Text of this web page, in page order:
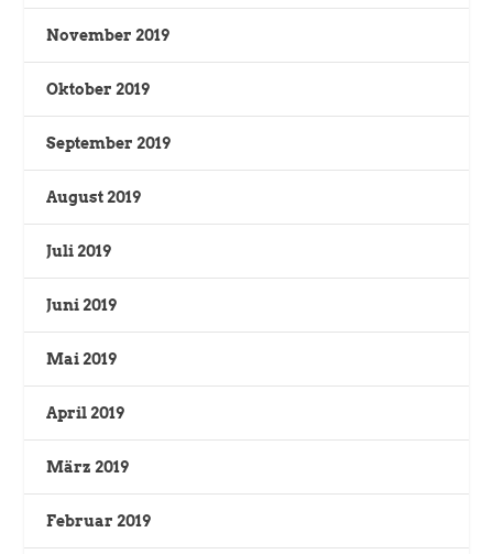
November 2019
Oktober 2019
September 2019
August 2019
Juli 2019
Juni 2019
Mai 2019
April 2019
März 2019
Februar 2019